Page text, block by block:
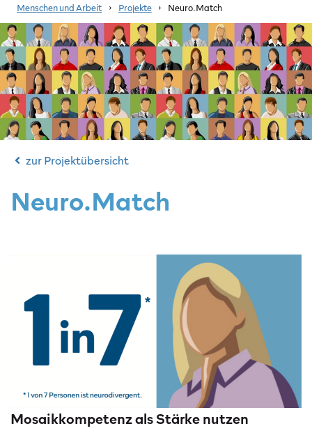
Menschen und Arbeit › Projekte › Neuro.Match
zur Projektübersicht
Neuro.Match
Mosaikkompetenz als Stärke nutzen